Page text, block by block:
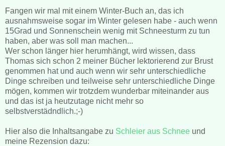
Fangen wir mal mit einem Winter-Buch an, das ich
ausnahmsweise sogar im Winter gelesen habe - auch wenn
15Grad und Sonnenschein wenig mit Schneesturm zu tun
haben, aber was soll man machen...
Wer schon länger hier herumhängt, wird wissen, dass
Thomas sich schon 2 meiner Bücher lektorierend zur Brust
genommen hat und auch wenn wir sehr unterschiedliche
Dinge schreiben und teilweise sehr unterschiedliche Dinge
mögen, kommen wir trotzdem wunderbar miteinander aus
und das ist ja heutzutage nicht mehr so
selbstverstädndlich.;-)
Hier also die Inhaltsangabe zu Schleier aus Schnee und
meine Rezension dazu: